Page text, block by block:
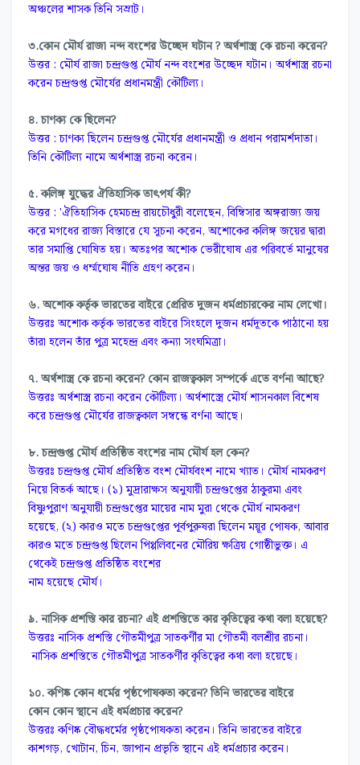
অঞ্চলের শাসক তিনি সম্রাট।
৩.কোন মৌর্য রাজা নন্দ বংশের উচ্ছেদ ঘটান ? অর্থশাস্ত্র কে রচনা করেন?
উত্তর : মৌর্য রাজা চন্দ্রগুপ্ত মৌর্য নন্দ বংশের উচ্ছেদ ঘটান। অর্থশাস্ত্র রচনা
করেন চন্দ্রগুপ্ত মৌর্যের প্রধানমন্ত্রী কৌটিল্য।
৪. চাণক্য কে ছিলেন?
উত্তর : চাণক্য ছিলেন চন্দ্রগুপ্ত মৌর্যের প্রধানমন্ত্রী ও প্রধান পরামর্শদাতা।
তিনি কৌটিল্য নামে অর্থশাস্ত্র রচনা করেন।
৫. কলিঙ্গ যুদ্ধের ঐতিহাসিক তাৎপর্য কী?
উত্তর : 'ঐতিহাসিক হেমচন্দ্র রায়চৌধুরী বলেছেন, বিম্বিসার অঙ্গরাজ্য জয়
করে মগধের রাজ্য বিস্তারে যে সূচনা করেন, অশোকের কলিঙ্গ জয়ের দ্বারা
তার সমাপ্তি ঘোষিত হয়। অতঃপর অশোক ভেরীঘোষ এর পরিবর্তে মানুষের
অন্তর জয় ও ধৰ্ম্মঘোষ নীতি গ্রহণ করেন।
৬. অশোক কর্তৃক ভারতের বাইরে প্রেরিত দুজন ধর্মপ্রচারকের নাম লেখো।
উত্তরঃ অশোক কর্তৃক ভারতের বাইরে সিংহলে দুজন ধর্মদূতকে পাঠানো হয়
তাঁরা হলেন তাঁর পুত্র মহেন্দ্র এবং কন্যা সংঘমিত্রা।
৭. অর্থশাস্ত্র কে রচনা করেন? কোন রাজত্বকাল সম্পর্কে এতে বর্ণনা আছে?
উত্তরঃ অর্থশাস্ত্র রচনা করেন কৌটিল্য। অর্থশাস্ত্রে মৌর্য শাসনকাল বিশেষ
করে চন্দ্রগুপ্ত মৌর্যের রাজত্বকাল সম্বন্ধে বর্ণনা আছে।
৮. চন্দ্রগুপ্ত মৌর্য প্রতিষ্ঠিত বংশের নাম মৌর্য হল কেন?
উত্তরঃ চন্দ্রগুপ্ত মৌর্য প্রতিষ্ঠিত বংশ মৌর্যবংশ নামে খ্যাত। মৌর্য নামকরণ
নিয়ে বিতর্ক আছে। (১) মুদ্রারাক্ষস অনুযায়ী চন্দ্রগুপ্তের ঠাকুরমা এবং
বিষ্ণুপুরাণ অনুযায়ী চন্দ্রগুপ্তের মায়ের নাম মুরা থেকে মৌর্য নামকরণ
হয়েছে, (২) কারও মতে চন্দ্রগুপ্তের পূর্বপুরুষরা ছিলেন ময়ূর পোষক, আবার
কারও মতে চন্দ্রগুপ্ত ছিলেন পিপ্পলিবনের মৌরিয় ক্ষত্রিয় গোষ্ঠীভুক্ত। এ
থেকেই চন্দ্রগুপ্ত প্রতিষ্ঠিত বংশের
নাম হয়েছে মৌর্য।
৯. নাসিক প্রশস্তি কার রচনা? এই প্রশস্তিতে কার কৃতিত্বের কথা বলা হয়েছে?
উত্তরঃ নাসিক প্রশস্তি গৌতমীপুত্র সাতকর্ণীর মা গৌতমী বলশ্রীর রচনা।
নাসিক প্রশস্তিতে গৌতমীপুত্র সাতকর্ণীর কৃতিত্বের কথা বলা হয়েছে।
১০. কণিষ্ক কোন ধর্মের পৃষ্ঠপোষকতা করেন? তিনি ভারতের বাইরে
কোন কোন স্থানে এই ধর্মপ্রচার করেন?
উত্তরঃ কণিষ্ক বৌদ্ধধর্মের পৃষ্ঠপোষকতা করেন। তিনি ভারতের বাইরে
কাশগড়, খোটান, চিন, জাপান প্রভৃতি স্থানে এই ধর্মপ্রচার করেন।